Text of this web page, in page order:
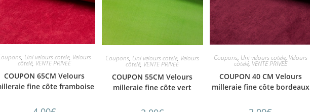
, Uni velours cotele, Velours
côtelé, VENTE PRIVEE
COUPON 65CM Velours
fine côte framboise
Coupons, Uni velours cotele, Velours
côtelé, VENTE PRIVEE
COUPON 55CM Velours
milleraie fine côte vert
Coupons, Uni velours cotele, Velours
côtelé, VENTE PRIVEE
COUPON 40 CM Velours
milleraie fine côte bordeaux